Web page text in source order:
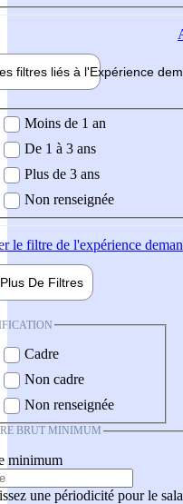
filtres liés à l'Expérience
demandée
Moins de 1 an
De 1 à 3 ans
Plus de 3 ans
Non renseignée
le filtre de l'expérience
Plus De Filtres
Cadre
Non cadre
Non renseignée
BRUT MINIMUM
minimum
une périodicité pour le